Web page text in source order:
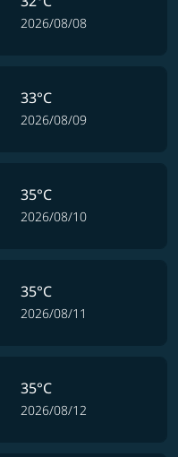
2026/08/08
33°C
2026/08/09
35°C
2026/08/10
35°C
2026/08/11
35°C
2026/08/12